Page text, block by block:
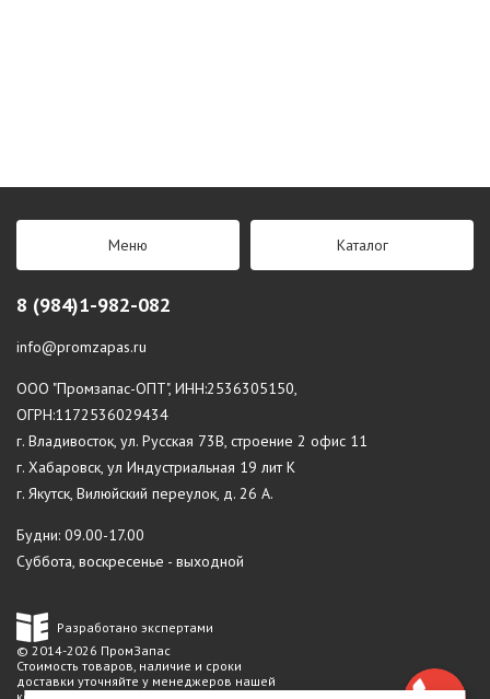
Меню Каталог
8 (984)1-982-082
info@promzapas.ru
ООО "Промзапас-ОПТ", ИНН:2536305150,
ОГРН:1172536029434
г. Владивосток, ул. Русская 73В, строение 2 офис 11
г. Хабаровск, ул Индустриальная 19 лит К
г. Якутск, Вилюйский переулок, д. 26 А.
Будни: 09.00-17.00
Суббота, воскресенье - выходной
Разработано экспертами
© 2014-2026 ПромЗапас
Стоимость товаров, наличие и сроки
доставки уточняйте у менеджеров нашей